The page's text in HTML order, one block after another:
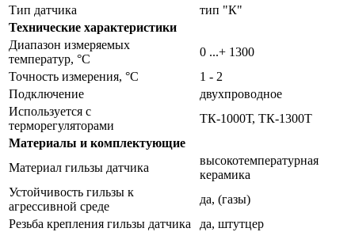
Тип датчика
тип "К"
Технические характеристики
Диапазон измеряемых
температур, °С
0 ...+ 1300
Точность измерения, °C
1 - 2
Подключение
двухпроводное
Используется с
терморегуляторами
ТК-1000Т, ТК-1300Т
Материалы и комплектующие
Материал гильзы датчика
высокотемпературная
керамика
Устойчивость гильзы к
агрессивной среде
да, (газы)
Резьба крепления гильзы датчика
да, штутцер